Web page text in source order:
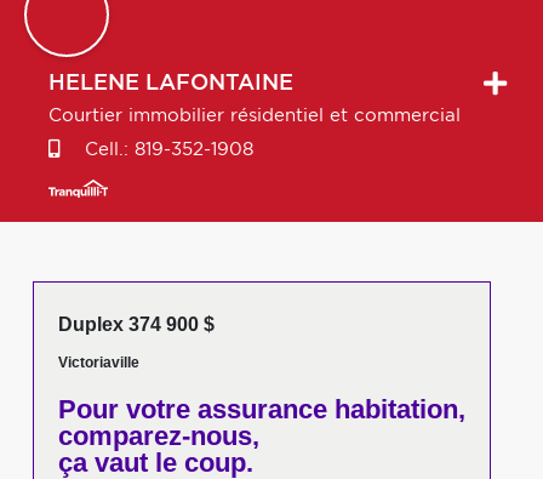
HELENE LAFONTAINE
Courtier immobilier résidentiel et commercial
Cell.: 819-352-1908
Duplex 374 900 $
Victoriaville
Pour votreassurance habitation,
comparez-nous,
ça vaut le coup.